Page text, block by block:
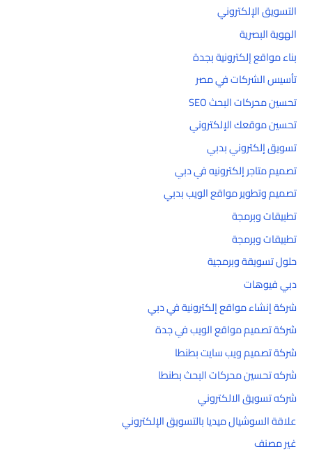
التسويق الإلكتروني
الهوية البصرية
بناء مواقع إلكترونية بجدة
تأسيس الشركات في مصر
تحسين محركات البحث SEO
تحسين موقعك الإلكتروني
تسويق إلكتروني بدبي
تصميم متاجر إلكترونيه في دبي
تصميم وتطوير مواقع الويب بدبي
تطبيقات وبرمجة
تطبيقات وبرمجة
حلول تسويقة وبرمجية
دبي فيوهات
شركة إنشاء مواقع إلكترونية في دبي
شركة تصميم مواقع الويب في جدة
شركة تصميم ويب سايت بطنطا
شركه تحسين محركات البحث بطنطا
شركه تسويق الالكتروني
علاقة السوشيال ميديا بالتسويق الإلكتروني
غير مصنف